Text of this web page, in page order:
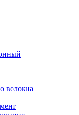
волокна